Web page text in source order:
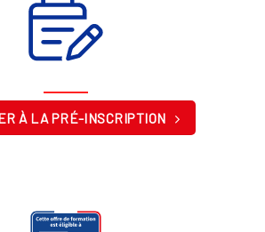
À LA PRÉ-INSCRIPTION